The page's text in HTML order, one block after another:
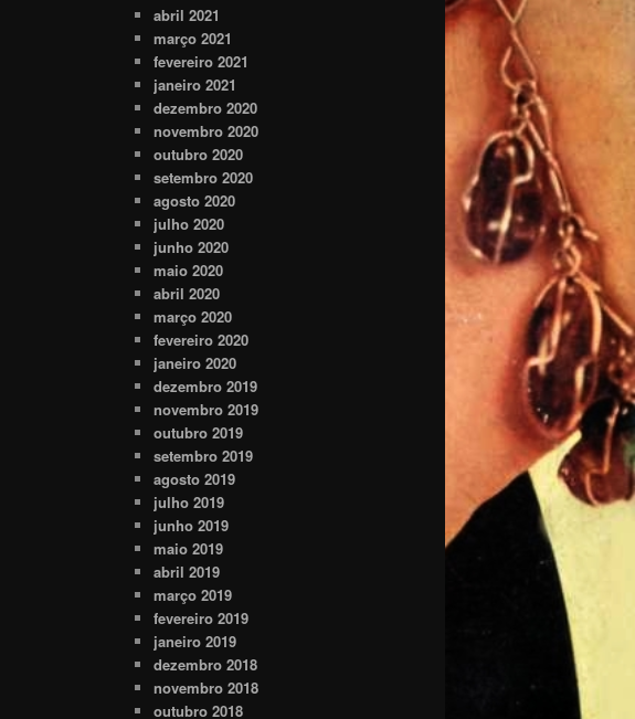
abril 2021
março 2021
fevereiro 2021
janeiro 2021
dezembro 2020
novembro 2020
outubro 2020
setembro 2020
agosto 2020
julho 2020
junho 2020
maio 2020
abril 2020
março 2020
fevereiro 2020
janeiro 2020
dezembro 2019
novembro 2019
outubro 2019
setembro 2019
agosto 2019
julho 2019
junho 2019
maio 2019
abril 2019
março 2019
fevereiro 2019
janeiro 2019
dezembro 2018
novembro 2018
outubro 2018